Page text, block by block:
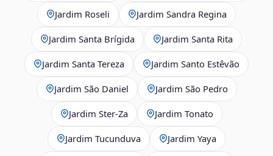
Jardim Roseli Jardim Sandra Regina
Jardim Santa Brígida Jardim Santa Rita
Jardim Santa Tereza Jardim Santo Estêvão
Jardim São Daniel Jardim São Pedro
Jardim Ster‑Za Jardim Tonato
Jardim Tucunduva Jardim Yaya